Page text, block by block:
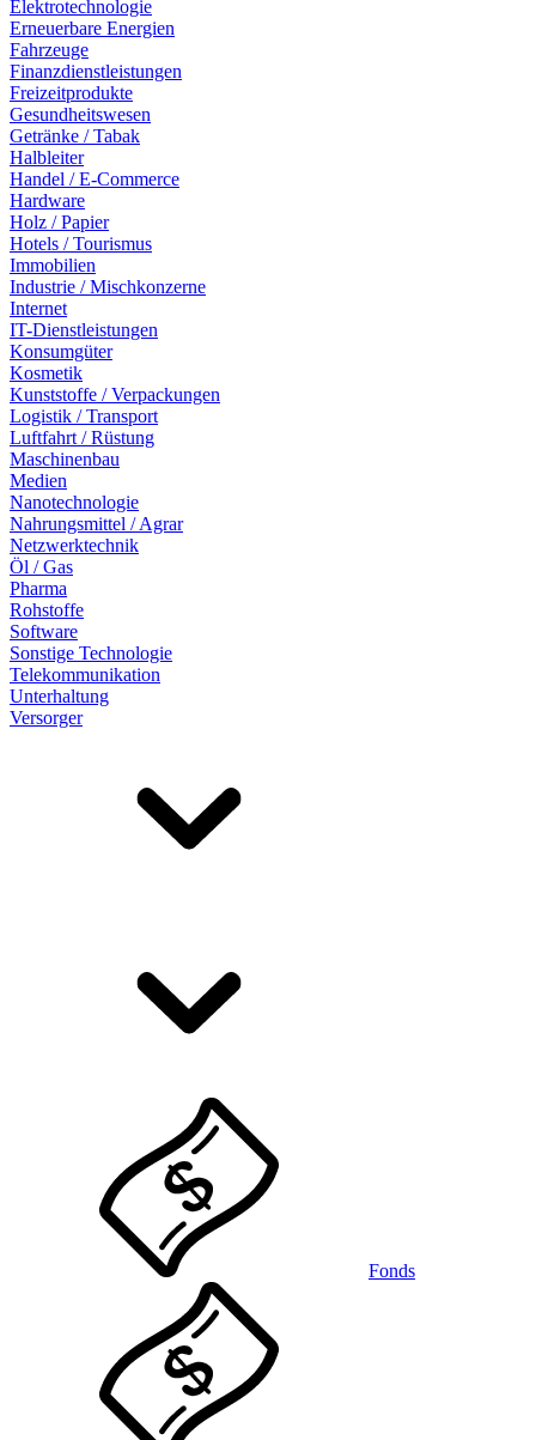
Elektrotechnologie
Erneuerbare Energien
Fahrzeuge
Finanzdienstleistungen
Freizeitprodukte
Gesundheitswesen
Getränke / Tabak
Halbleiter
Handel / E-Commerce
Hardware
Holz / Papier
Hotels / Tourismus
Immobilien
Industrie / Mischkonzerne
Internet
IT-Dienstleistungen
Konsumgüter
Kosmetik
Kunststoffe / Verpackungen
Logistik / Transport
Luftfahrt / Rüstung
Maschinenbau
Medien
Nanotechnologie
Nahrungsmittel / Agrar
Netzwerktechnik
Öl / Gas
Pharma
Rohstoffe
Software
Sonstige Technologie
Telekommunikation
Unterhaltung
Versorger
Fonds